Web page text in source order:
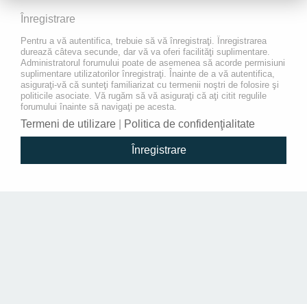
Înregistrare
Pentru a vă autentifica, trebuie să vă înregistraţi. Înregistrarea
durează câteva secunde, dar vă va oferi facilităţi suplimentare.
Administratorul forumului poate de asemenea să acorde permisiuni
suplimentare utilizatorilor înregistraţi. Înainte de a vă autentifica,
asiguraţi-vă că sunteţi familiarizat cu termenii noştri de folosire şi
politicile asociate. Vă rugăm să vă asiguraţi că aţi citit regulile
forumului înainte să navigaţi pe acesta.
Termeni de utilizare Politica de confidenţialitate
Înregistrare